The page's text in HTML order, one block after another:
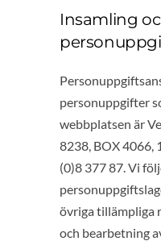
Insamling
personuppgifter
webbplatsen är
8238, BOX 4066,
(0)8 377 87. Vi
övriga tillämpliga
och bearbetning